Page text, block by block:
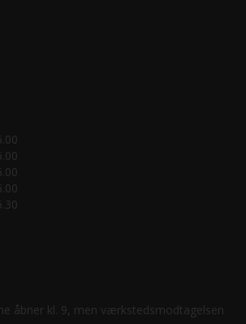
åbner kl. 9, men værkstedsmodtagelsen